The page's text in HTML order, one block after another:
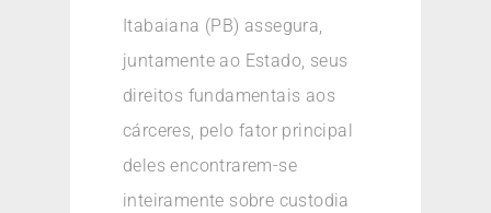
Itabaiana (PB) assegura,
juntamente ao Estado, seus
direitos fundamentais aos
cárceres, pelo fator principal
deles encontrarem-se
inteiramente sobre custodia